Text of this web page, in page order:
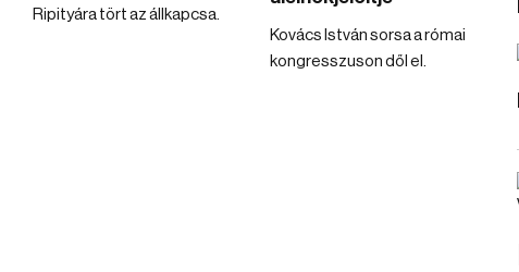
Ripityára tört az állkapcsa.
Kovács István sorsa a római
kongresszuson dől el.